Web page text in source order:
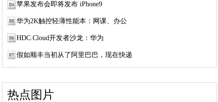
苹果发布会即将发布 iPhone9
华为2K触控轻薄性能本：网课、办公
HDC.Cloud开发者沙龙：华为
假如顺丰当初从了阿里巴巴，现在快递
热点图片